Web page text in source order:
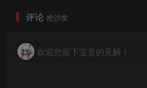
评论 抢沙发
欢迎您留下宝贵的见解！